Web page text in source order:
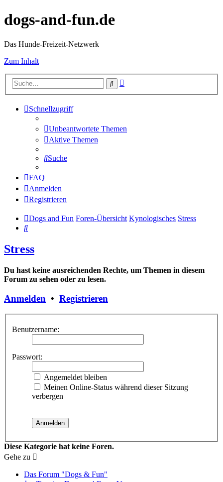
dogs-and-fun.de
Das Hunde-Freizeit-Netzwerk
Zum Inhalt
Suche
Schnellzugriff
Unbeantwortete Themen
Aktive Themen
Suche
FAQ
Anmelden
Registrieren
Dogs and Fun Foren-Übersicht Kynologisches Stress
Suche
Stress
Du hast keine ausreichenden Rechte, um Themen in diesem
Forum zu sehen oder zu lesen.
Anmelden • Registrieren
Benutzername:
Passwort:
Angemeldet bleiben
Meinen Online-Status während dieser Sitzung
verbergen
Diese Kategorie hat keine Foren.
Gehe zu
Das Forum "Dogs & Fun"